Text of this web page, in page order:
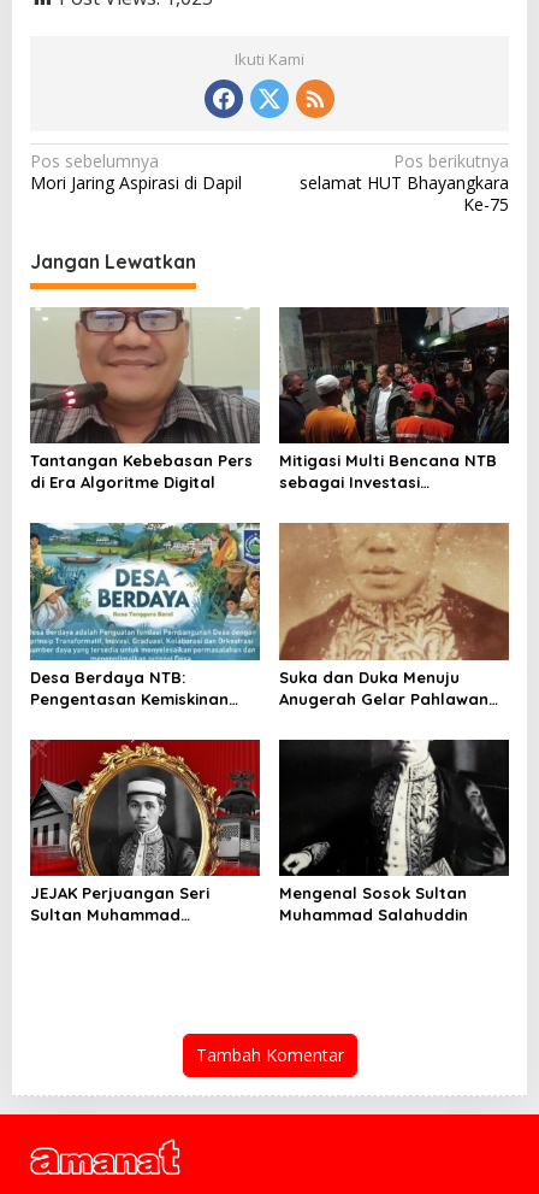
Ikuti Kami
N
a
i
g
a
i
p
o
Pos sebelumnya
Mori Jaring Aspirasi di Dapil
Pos berikutnya
selamat HUT Bhayangkara
Ke-75
Jangan Lewatkan
Tantangan Kebebasan Pers
di Era Algoritme Digital
Mitigasi Multi Bencana NTB
sebagai Investasi
Desa Berdaya NTB:
Pengentasan Kemiskinan
SDGs
Suka dan Duka Menuju
Anugerah Gelar Pahlawan
JEJAK Perjuangan Seri
Sultan Muhammad
Mengenal Sosok Sultan
Muhammad Salahuddin
Tambah Komentar